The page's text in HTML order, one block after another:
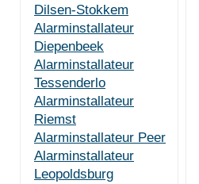
Dilsen-Stokkem
Alarminstallateur
Diepenbeek
Alarminstallateur
Tessenderlo
Alarminstallateur
Riemst
Alarminstallateur Peer
Alarminstallateur
Leopoldsburg